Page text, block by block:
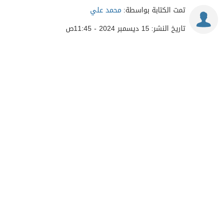
تمت الكتابة بواسطة: محمد علي
تاريخ النشر:15 ديسمبر 2024 - 11:45ص